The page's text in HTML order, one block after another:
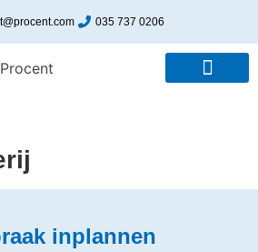
035 737 0206
inplannen